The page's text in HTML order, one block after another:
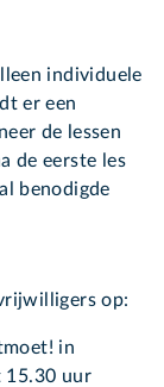
individuele
er een
de lessen
de eerste les
benodigde
op:
in
15.30 uur